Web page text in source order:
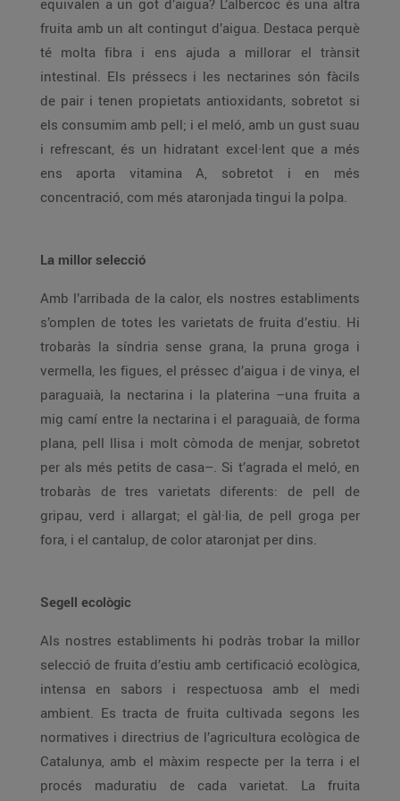
equivalen a un got d’aigua? L’albercoc és una altra
fruita amb un alt contingut d’aigua. Destaca perquè
té molta fibra i ens ajuda a millorar el trànsit
intestinal. Els préssecs i les nectarines són fàcils
de pair i tenen propietats antioxidants, sobretot si
els consumim amb pell; i el meló, amb un gust suau
i refrescant, és un hidratant excel·lent que a més
ens aporta vitamina A, sobretot i en més
concentració, com més ataronjada tingui la polpa.
La millor selecció
Amb l’arribada de la calor, els nostres establiments
s’omplen de totes les varietats de fruita d’estiu. Hi
trobaràs la síndria sense grana, la pruna groga i
vermella, les figues, el préssec d’aigua i de vinya, el
paraguaià, la nectarina i la platerina –una fruita a
mig camí entre la nectarina i el paraguaià, de forma
plana, pell llisa i molt còmoda de menjar, sobretot
per als més petits de casa–. Si t’agrada el meló, en
trobaràs de tres varietats diferents: de pell de
gripau, verd i allargat; el gàl·lia, de pell groga per
fora, i el cantalup, de color ataronjat per dins.
Segell ecològic
Als nostres establiments hi podràs trobar la millor
selecció de fruita d’estiu amb certificació ecològica,
intensa en sabors i respectuosa amb el medi
ambient. Es tracta de fruita cultivada segons les
normatives i directrius de l’agricultura ecològica de
Catalunya, amb el màxim respecte per la terra i el
procés maduratiu de cada varietat. La fruita